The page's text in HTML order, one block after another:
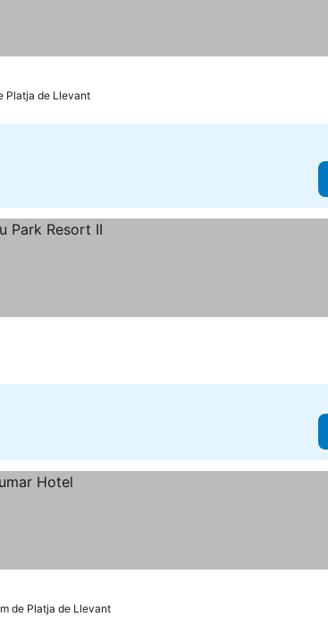
Platja de Llevant
de Platja de Llevant